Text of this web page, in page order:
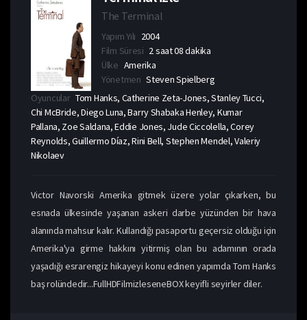
The Terminal
Yapım Yılı 2004
Film Süresi 2 saat 08 dakika
Ülke Amerika
Yönetmen Steven Spielberg
Oyuncular Tom Hanks, Catherine Zeta-Jones, Stanley Tucci,
Chi McBride, Diego Luna, Barry Shabaka Henley, Kumar
Pallana, Zoe Saldana, Eddie Jones, Jude Ciccolella, Corey
Reynolds, Guillermo Díaz, Rini Bell, Stephen Mendel, Valeriy
Nikolaev
Victor Navorski Amerika gitmek üzere yolar çıkarken, bu
esnada ülkesinde yaşanan askeri darbe yüzünden bir hava
alanında mahsur kalır. Kullandığı pasaportu geçersiz olduğu için
Amerika'ya girme hakkını yitirmiş olan bu adamının orada
yaşadığı esrarengiz hikayeyi konu edinen yapımda Tom Hanks
baş rolündedir...FullHDFilmizleseneBOX keyifli seyirler diler.